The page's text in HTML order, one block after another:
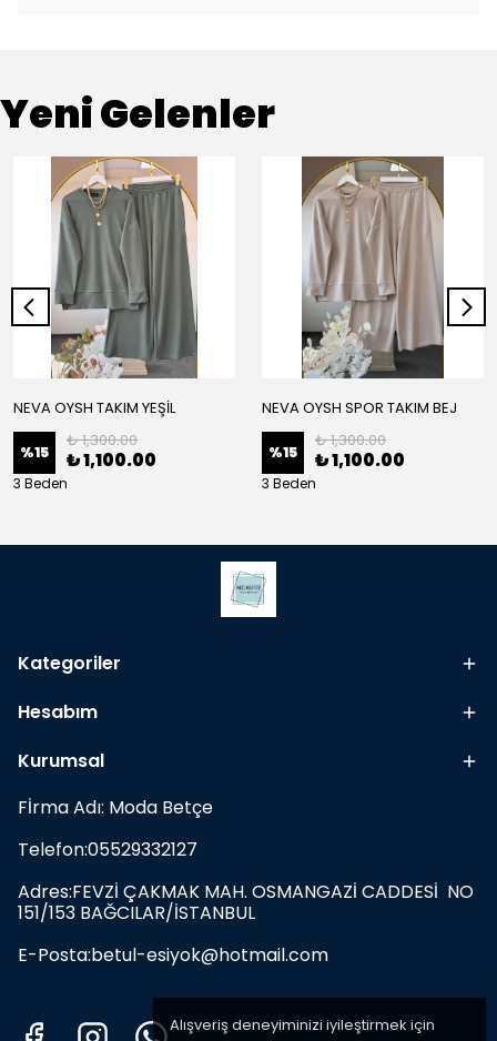
Alışveriş deneyiminizi iyileştirmek için
Yeni Gelenler
NEVA OYSH TAKIM YEŞİL
%15
₺ 1,300.00
₺ 1,100.00
3 Beden
NEVA OYSH SPOR TAKIM BEJ
%15
₺ 1,300.00
₺ 1,100.00
3 Beden
Kategoriler
Hesabım
Kurumsal
Fİrma Adı: Moda Betçe
Telefon:05529332127
Adres:FEVZİ ÇAKMAK MAH. OSMANGAZİ CADDESİ NO
151/153 BAĞCILAR/İSTANBUL
E-Posta:betul-esiyok@hotmail.com